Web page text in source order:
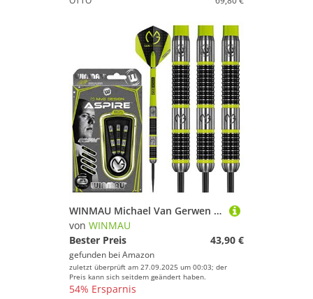
WINMAU Michael Van Gerwen MvG Aspire 21g Profi Wolfram Steeltip Dartpfeile Set mit Flights und Schäfte
von WINMAU
Bester Preis
43,90 €
gefunden bei Amazon
zuletzt überprüft am 27.09.2025 um 00:03; der
Preis kann sich seitdem geändert haben.
54% Ersparnis